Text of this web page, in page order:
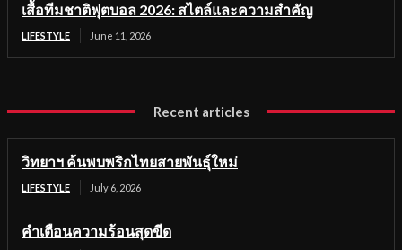
เสื้อทีมชาติฟุตบอล 2026: สไตล์และความสำคัญ
LIFESTYLE June 11, 2026
Recent articles
วิทยาฯ ค้นพบพริกไทยสายพันธุ์ใหม่
LIFESTYLE July 6, 2026
คำเตือนความร้อนสุดขีด